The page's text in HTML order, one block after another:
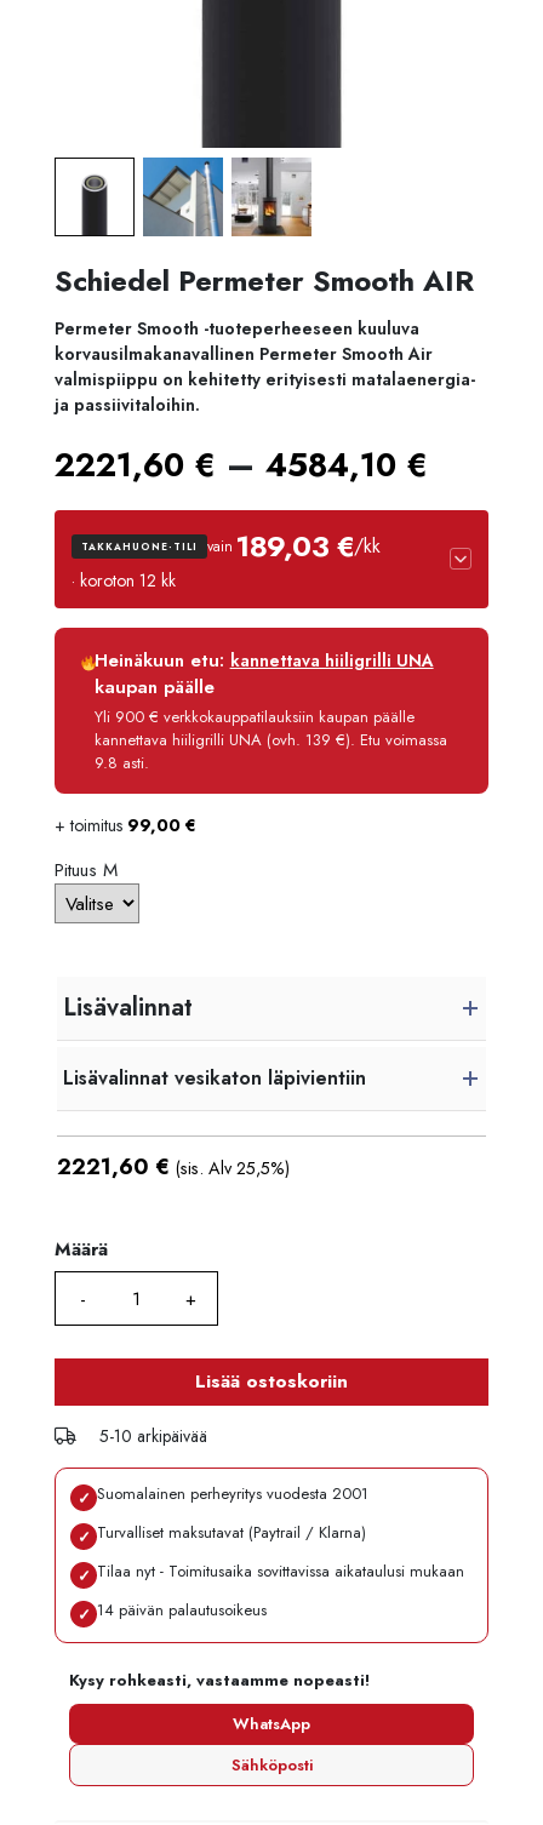
Schiedel Permeter Smooth AIR
Permeter Smooth -tuoteperheeseen kuuluva
korvausilmakanavallinen Permeter Smooth Air
valmispiippu on kehitetty erityisesti matalaenergia-
ja passiivitaloihin.
2221,60 € – 4584,10 €
TAKKAHUONE-TILI vain 189,03 €/kk
· koroton 12 kk
Luottoaika
12 kk
Korko
Käsittelymaksu
3,90 €/kk
Maksettava yhteensä
2 268,40 €
Heinäkuun etu: kannettava hiiligrilli UNA
kaupan päälle
Yli 900 € verkkokauppatilauksiin kaupan päälle
kannettava hiiligrilli UNA (ovh. 139 €). Etu voimassa
9.8 asti.
+ toimitus 99,00 €
Pituus M
Lisävalinnat
Lisävalinnat vesikaton läpivientiin
2221,60 € (sis. Alv 25,5%)
Määrä
Määrä
Lisää ostoskoriin
5-10 arkipäivää
✓ Suomalainen perheyritys vuodesta 2001
✓ Turvalliset maksutavat (Paytrail / Klarna)
✓ Tilaa nyt - Toimitusaika sovittavissa aikataulusi mukaan
✓ 14 päivän palautusoikeus
Kysy rohkeasti, vastaamme nopeasti!
WhatsApp
Sähköposti